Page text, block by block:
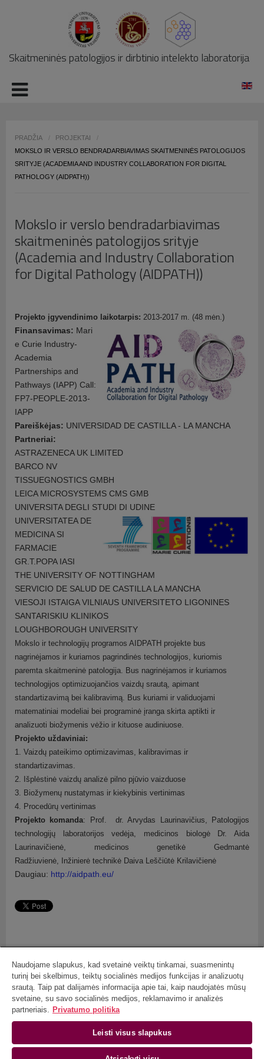
Skaitmeninės patologijos ir dirbtinio intelekto laboratorija
PRADŽIA / PROJEKTAI
/
MOKSLO IR VERSLO BENDRADARBIAVIMAS SKAITMENINĖS PATOLOGIJOS
SRITYJE (ACADEMIA AND INDUSTRY COLLABORATION FOR DIGITAL
PATHOLOGY (AIDPATH))
Mokslo ir verslo bendradarbiavimas
skaitmeninės patologijos srityje
(Academia and Industry Collaboration
for Digital Pathology (AIDPATH))
Projekto įgyvendinimo laikotarpis: 2013-2017 m. (48 mėn.)
Finansavimas: Mari
e Curie Industry-
Academia
Partnerships and
Pathways (IAPP) Call:
FP7-PEOPLE-2013-
IAPP
Pareiškėjas: UNIVERSIDAD DE CASTILLA - LA MANCHA
Partneriai:
ASTRAZENECA UK LIMITED
BARCO NV
TISSUEGNOSTICS GMBH
LEICA MICROSYSTEMS CMS GMB
UNIVERSITA DEGLI STUDI DI UDINE
UNIVERSITATEA DE
MEDICINA SI
FARMACIE
GR.T.POPA IASI
THE UNIVERSITY OF NOTTINGHAM
SERVICIO DE SALUD DE CASTILLA LA MANCHA
VIESOJI ISTAIGA VILNIAUS UNIVERSITETO LIGONINES
SANTARISKIU KLINIKOS
LOUGHBOROUGH UNIVERSITY
Mokslo ir technologijų programos AIDPATH projekte bus
nagrinėjamos ir kuriamos pagrindinės technologijos, kuriomis
paremta skaitmeninė patologija. Bus nagrinėjamos ir kuriamos
technologijos optimizuojančios vaizdų srautą, apimant
standartizavimą bei kalibravimą. Bus kuriami ir validuojami
matematiniai modeliai bei programinė įranga skirta aptikti ir
analizuoti biožymenis vėžio ir kituose audiniuose.
Projekto uždaviniai:
1. Vaizdų pateikimo optimizavimas, kalibravimas ir
standartizavimas.
2. Išplėstinė vaizdų analizė pilno pjūvio vaizduose
3. Biožymenų nustatymas ir kiekybinis vertinimas
4. Procedūrų vertinimas
Projekto komanda: Prof. dr. Arvydas Laurinavičius, Patologijos
technologijų laboratorijos vedėja, medicinos biologė Dr. Aida
Laurinavičienė, medicinos genetikė Gedmantė
Radžiuvienė, Inžinierė technikė Daiva Leščiūtė Krilavičienė
Daugiau: http://aidpath.eu/
Prof. Dr. Arvydas Laurinavičius
VU MF Patologijos, teismo medicinos ir farmakologijos katedros profesorius, projekto
T: +370 5 272 0664, F: +370 5 272 0044, El:
LOG IN REGISTER
Slaptažodis
Prisiminti mane
Pamiršote slaptažodį?
Pamiršote vartotojo vardą?
Naudojame slapukus, kad svetainė veiktų tinkamai, suasmenintų
turinį bei skelbimus, teiktų socialinės medijos funkcijas ir analizuotų
srautą. Taip pat dalijamės informacija apie tai, kaip naudojatės mūsų
svetaine, su savo socialinės medijos, reklamavimo ir analizės
partneriais. Privatumo politika
Leisti visus slapukus